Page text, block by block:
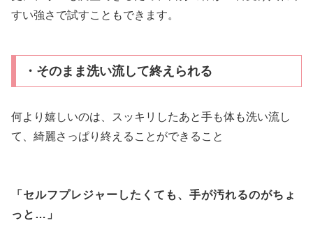
すい強さで試すこともできます。
・そのまま洗い流して終えられる
何より嬉しいのは、スッキリしたあと手も体も洗い流し
て、綺麗さっぱり終えることができること
「セルフプレジャーしたくても、手が汚れるのがちょ
っと…」